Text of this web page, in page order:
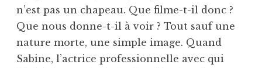
n’est pas un chapeau. Que filme-t-il donc ?
Que nous donne-t-il à voir ? Tout sauf une
nature morte, une simple image. Quand
Sabine, l’actrice professionnelle avec qui